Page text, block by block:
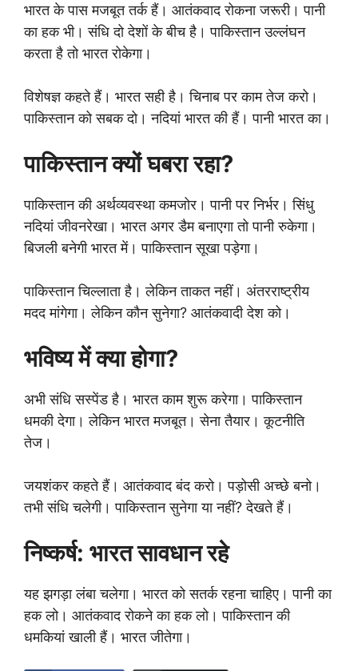
भारत के पास मजबूत तर्क हैं। आतंकवाद रोकना जरूरी। पानी
का हक भी। संधि दो देशों के बीच है। पाकिस्तान उल्लंघन
करता है तो भारत रोकेगा।
विशेषज्ञ कहते हैं। भारत सही है। चिनाब पर काम तेज करो।
पाकिस्तान को सबक दो। नदियां भारत की हैं। पानी भारत का।
पाकिस्तान क्यों घबरा रहा?
पाकिस्तान की अर्थव्यवस्था कमजोर। पानी पर निर्भर। सिंधु
नदियां जीवनरेखा। भारत अगर डैम बनाएगा तो पानी रुकेगा।
बिजली बनेगी भारत में। पाकिस्तान सूखा पड़ेगा।
पाकिस्तान चिल्लाता है। लेकिन ताकत नहीं। अंतरराष्ट्रीय
मदद मांगेगा। लेकिन कौन सुनेगा? आतंकवादी देश को।
भविष्य में क्या होगा?
अभी संधि सस्पेंड है। भारत काम शुरू करेगा। पाकिस्तान
धमकी देगा। लेकिन भारत मजबूत। सेना तैयार। कूटनीति
तेज।
जयशंकर कहते हैं। आतंकवाद बंद करो। पड़ोसी अच्छे बनो।
तभी संधि चलेगी। पाकिस्तान सुनेगा या नहीं? देखते हैं।
निष्कर्ष: भारत सावधान रहे
यह झगड़ा लंबा चलेगा। भारत को सतर्क रहना चाहिए। पानी का
हक लो। आतंकवाद रोकने का हक लो। पाकिस्तान की
धमकियां खाली हैं। भारत जीतेगा।